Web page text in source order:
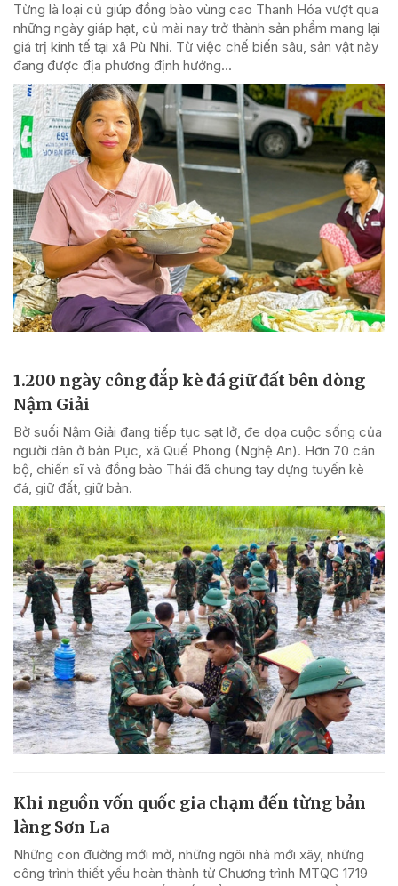
Từng là loại củ giúp đồng bào vùng cao Thanh Hóa vượt qua
những ngày giáp hạt, củ mài nay trở thành sản phẩm mang lại
giá trị kinh tế tại xã Pù Nhi. Từ việc chế biến sâu, sản vật này
đang được địa phương định hướng...
1.200 ngày công đắp kè đá giữ đất bên dòng
Nậm Giải
Bờ suối Nậm Giải đang tiếp tục sạt lở, đe dọa cuộc sống của
người dân ở bản Pục, xã Quế Phong (Nghệ An). Hơn 70 cán
bộ, chiến sĩ và đồng bào Thái đã chung tay dựng tuyến kè
đá, giữ đất, giữ bản.
Khi nguồn vốn quốc gia chạm đến từng bản
làng Sơn La
Những con đường mới mở, những ngôi nhà mới xây, những
công trình thiết yếu hoàn thành từ Chương trình MTQG 1719